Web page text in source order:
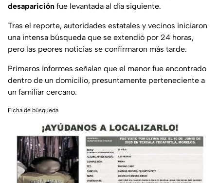
desaparición fue levantada al día siguiente.
Tras el reporte, autoridades estatales y vecinos iniciaron
una intensa búsqueda que se extendió por 24 horas,
pero las peores noticias se confirmaron más tarde.
Primeros informes señalan que el menor fue encontrado
dentro de un domicilio, presuntamente perteneciente a
un familiar cercano.
Ficha de búsqueda